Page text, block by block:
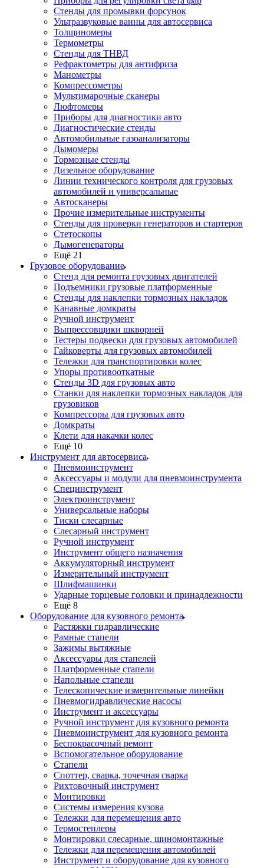
Стенды для промывки форсунок
Ультразвуковые ванны для автосервиса
Толщиномеры
Термометры
Стенды для ТНВД
Рефрактометры для антифриза
Манометры
Компрессометры
Мультимарочные сканеры
Люфтомеры
Приборы для диагностики авто
Диагностические стенды
Автомобильные газоанализаторы
Дымомеры
Тормозные стенды
Дизельное оборудование
Линии технического контроля для грузовых
автомобилей и универсальные
Автосканеры
Прочие измерительные инструменты
Стенды для проверки генераторов и стартеров
Стетоскопы
Дымогенераторы
Ещё 21
Грузовое оборудование
Стенд для ремонта грузовых двигателей
Подъемники грузовые платформенные
Стенды для наклепки тормозных накладок
Канавные домкраты
Ручной инструмент
Выпрессовщики шкворней
Тестеры подвески для грузовых автомобилей
Гайковерты для грузовых автомобилей
Тележки для транспортировки колес
Упоры противооткатные
Стенды 3D для грузовых авто
Станки для наклепки тормозных накладок для
грузовиков
Компрессоры для грузовых авто
Домкраты
Клети для накачки колес
Ещё 10
Инструмент для автосервиса
Пневмоинструмент
Аксессуары и модули для пневмоинструмента
Специнструмент
Электроинструмент
Универсальные наборы
Тиски слесарные
Слесарный инструмент
Ручной инструмент
Инструмент общего назначения
Аккумуляторный инструмент
Измерительный инструмент
Шлифмашинки
Ударные торцевые головки и принадлежности
Ещё 8
Оборудование для кузовного ремонта
Растяжки гидравлические
Рамные стапели
Зажимы вытяжные
Аксессуары для стапелей
Платформенные стапели
Напольные стапели
Телескопические измерительные линейки
Пневмогидравлические насосы
Инструмент и аксессуары
Ручной инструмент для кузовного ремонта
Пневмоинструмент для кузовного ремонта
Беспокрасочный ремонт
Вспомогательное оборудование
Стапели
Споттер, сварка, точечная сварка
Рихтовочный инструмент
Монтировки
Системы измерения кузова
Тележки для перемещения авто
Термостеплеры
Монтировки слесарные, шиномонтажные
Тележки для перемещения автомобилей
Инструмент и оборудование для кузовного